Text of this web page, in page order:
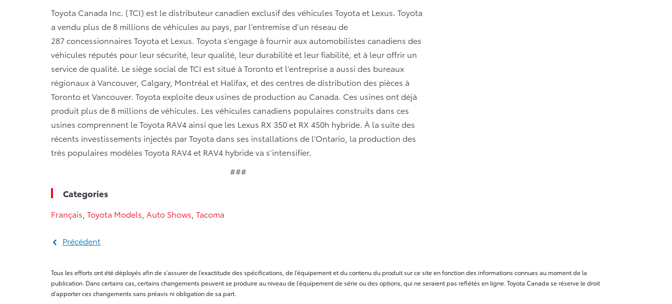
Toyota Canada Inc. (TCI) est le distributeur canadien exclusif des véhicules Toyota et Lexus. Toyota
a vendu plus de 8 millions de véhicules au pays, par l’entremise d’un réseau de
287 concessionnaires Toyota et Lexus. Toyota s’engage à fournir aux automobilistes canadiens des
véhicules réputés pour leur sécurité, leur qualité, leur durabilité et leur fiabilité, et à leur offrir un
service de qualité. Le siège social de TCI est situé à Toronto et l’entreprise a aussi des bureaux
régionaux à Vancouver, Calgary, Montréal et Halifax, et des centres de distribution des pièces à
Toronto et Vancouver. Toyota exploite deux usines de production au Canada. Ces usines ont déjà
produit plus de 8 millions de véhicules. Les véhicules canadiens populaires construits dans ces
usines comprennent le Toyota RAV4 ainsi que les Lexus RX 350 et RX 450h hybride. À la suite des
récents investissements injectés par Toyota dans ses installations de l’Ontario, la production des
très populaires modèles Toyota RAV4 et RAV4 hybride va s’intensifier.
###
Categories
Français Toyota Models Auto Shows Tacoma
Précédent
Tous les efforts ont été déployés afin de s’assurer de l’exactitude des spécifications, de l’équipement et du contenu du produit sur ce site en fonction des informations connues au moment de la
publication. Dans certains cas, certains changements peuvent se produire au niveau de l’équipement de série ou des options, qui ne seraient pas reflétés en ligne. Toyota Canada se réserve le droit
d’apporter ces changements sans préavis ni obligation de sa part.